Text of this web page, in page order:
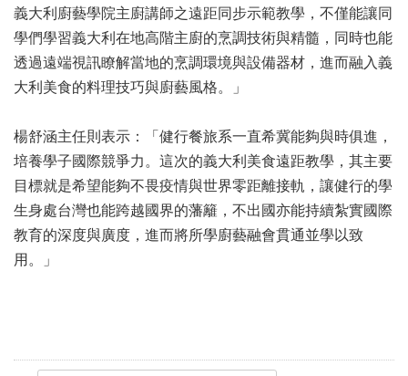
義大利廚藝學院主廚講師之遠距同步示範教學，不僅能讓同
學們學習義大利在地高階主廚的烹調技術與精髓，同時也能
透過遠端視訊瞭解當地的烹調環境與設備器材，進而融入義
大利美食的料理技巧與廚藝風格。」
楊舒涵主任則表示：「健行餐旅系一直希冀能夠與時俱進，
培養學子國際競爭力。這次的義大利美食遠距教學，其主要
目標就是希望能夠不畏疫情與世界零距離接軌，讓健行的學
生身處台灣也能跨越國界的藩籬，不出國亦能持續紮實國際
教育的深度與廣度，進而將所學廚藝融會貫通並學以致
用。」